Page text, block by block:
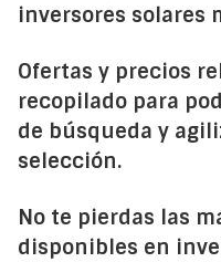
inversores solares
Ofertas y precios
recopilado para
de búsqueda y
selección.
No te pierdas las
disponibles en